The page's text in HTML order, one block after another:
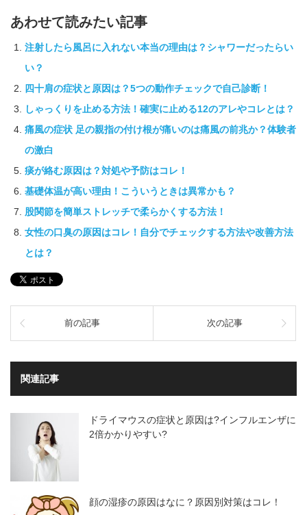
あわせて読みたい記事
注射したら風呂に入れない本当の理由は？シャワーだったらい
い？
四十肩の症状と原因は？5つの動作チェックで自己診断！
しゃっくりを止める方法！確実に止める12のアレやコレとは？
痛風の症状 足の親指の付け根が痛いのは痛風の前兆か？体験者
の激白
痰が絡む原因は？対処や予防はコレ！
基礎体温が高い理由！こういうときは異常かも？
股関節を簡単ストレッチで柔らかくする方法！
女性の口臭の原因はコレ！自分でチェックする方法や改善方法
とは？
前の記事 次の記事
関連記事
ドライマウスの症状と原因は?インフルエンザに
2倍かかりやすい?
顔の湿疹の原因はなに？原因別対策はコレ！